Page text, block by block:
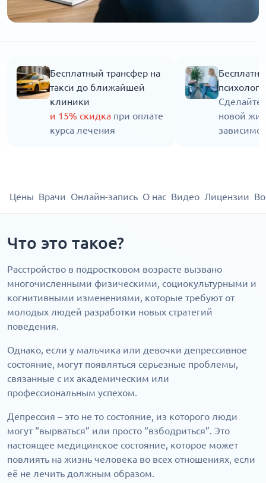
Бесплатный трансфер на
такси до ближайшей
клиники
и 15% скидка при оплате
курса лечения
психолога
Сделайте
новой
Цены Врачи Онлайн-запись О нас Видео Лицензии
Что это такое?
Расстройство в подростковом возрасте вызвано
многочисленными физическими, социокультурными и
когнитивными изменениями, которые требуют от
молодых людей разработки новых стратегий
поведения.
Однако, если у мальчика или девочки депрессивное
состояние, могут появляться серьезные проблемы,
связанные с их академическим или
профессиональным успехом.
Депрессия – это не то состояние, из которого люди
могут “вырваться” или просто “взбодриться”. Это
настоящее медицинское состояние, которое может
повлиять на жизнь человека во всех отношениях, если
её не лечить должным образом.